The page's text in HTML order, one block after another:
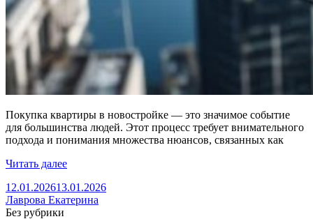
Покупка квартиры в новостройке — это значимое событие
для большинства людей. Этот процесс требует внимательного
подхода и понимания множества нюансов, связанных как
Читать далее
12.01.202613.01.2026
Лаврова Екатерина
Без рубрики